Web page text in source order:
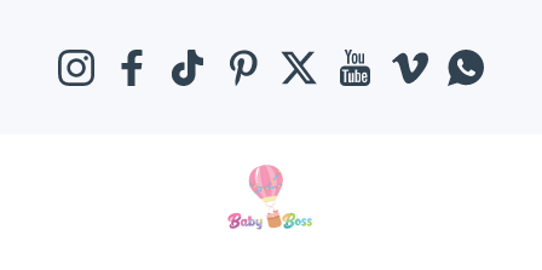
InstagramFacebookTikTok PinterestTwitter YouTubeViméo